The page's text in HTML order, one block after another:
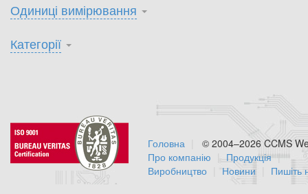
Одиниці вимірювання
Категорії
© 2004–2026 CCMS
Головна
Про компанію
Продукція
Виробництво
Новини Пишіть